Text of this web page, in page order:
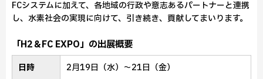
FCシステムに加えて、各地域の行政や意志あるパートナーと連携
し、水素社会の実現に向けて、引き続き、貢献してまいります。
「H2＆FC EXPO」の出展概要
日時 2月19日（水）～21日（金）